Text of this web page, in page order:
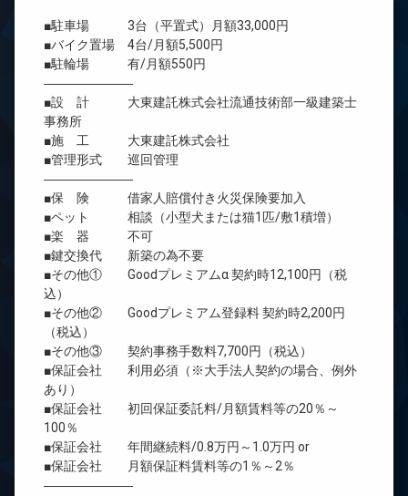
■駐車場 3台（平置式）月額33,000円
■バイク置場 4台/月額5,500円
■駐輪場 有/月額550円
―――――――
■設 計 大東建託株式会社流通技術部一級建築士
事務所
■施 工 大東建託株式会社
■管理形式 巡回管理
―――――――
■保 険 借家人賠償付き火災保険要加入
■ペット 相談（小型犬または猫1匹/敷1積増）
■楽 器 不可
■鍵交換代 新築の為不要
■その他① Goodプレミアムα 契約時12,100円（税
込）
■その他② Goodプレミアム登録料 契約時2,200円
（税込）
■その他③ 契約事務手数料7,700円（税込）
■保証会社 利用必須（※大手法人契約の場合、例外
あり）
■保証会社 初回保証委託料/月額賃料等の20％～
100％
■保証会社 年間継続料/0.8万円～1.0万円 or
■保証会社 月額保証料賃料等の1％～2％
―――――――